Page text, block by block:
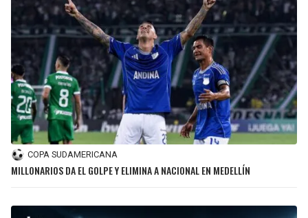
COPA SUDAMERICANA
MILLONARIOS DA EL GOLPE Y ELIMINA A NACIONAL EN MEDELLÍN